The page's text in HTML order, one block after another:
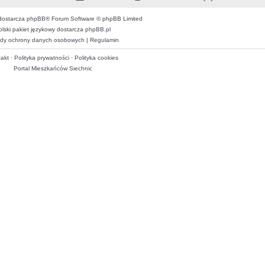
phpBB® Forum Software © phpBB Limited
pakiet językowy dostarcza phpBB.pl
ochrony danych osobowych | Regulamin
· Polityka prywatności· Polityka cookies
Portal Mieszkańców Siechnic